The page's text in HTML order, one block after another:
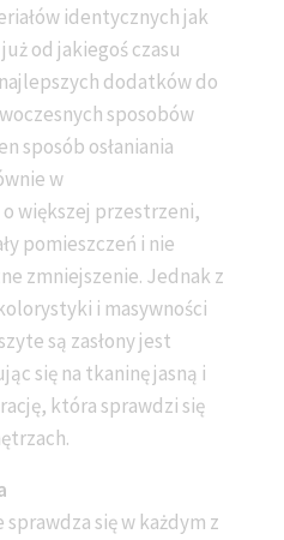
identycznych jak
od jakiegoś czasu
dodatków do
sposobów
sposób osłaniania
w
większej przestrzeni,
pomieszczeń i nie
zmniejszenie. Jednak z
i masywności
są zasłony jest
się na tkaninę jasną i
która sprawdzi się
się w każdym z